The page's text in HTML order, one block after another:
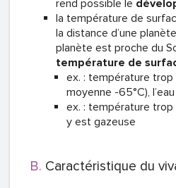
rend possible le
la température de
la distance d’une
planète est proche du
température de
ex. : température trop
moyenne -65°C),
ex. : température trop
y est gazeuse
Caractéristique du